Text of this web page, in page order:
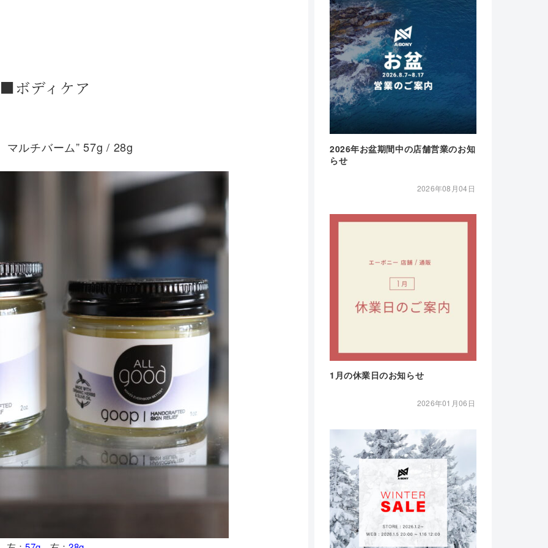
■ボディケア
ルチバーム” 57g / 28g
2026年お盆期間中の店舗営業のお知
らせ
2026年08月04日
1月の休業日のお知らせ
2026年01月06日